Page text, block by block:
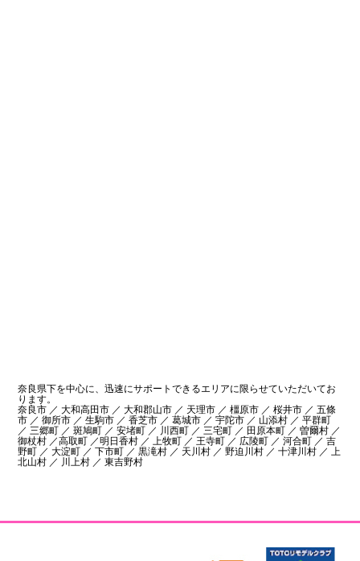
奈良県下を中心に、迅速にサポートできるエリアに限らせていただいてお
ります。
奈良市 ／ 大和高田市 ／ 大和郡山市 ／ 天理市 ／ 橿原市 ／ 桜井市 ／ 五條
市 ／ 御所市 ／ 生駒市 ／ 香芝市 ／ 葛城市 ／ 宇陀市 ／ 山添村 ／ 平群町
／ 三郷町 ／ 斑鳩町 ／ 安堵町 ／ 川西町 ／ 三宅町 ／ 田原本町 ／ 曽爾村 ／
御杖村 ／高取町 ／明日香村 ／ 上牧町 ／ 王寺町 ／ 広陵町 ／ 河合町 ／ 吉
野町 ／ 大淀町 ／ 下市町 ／ 黒滝村 ／ 天川村 ／ 野迫川村 ／ 十津川村 ／ 上
北山村 ／ 川上村 ／ 東吉野村